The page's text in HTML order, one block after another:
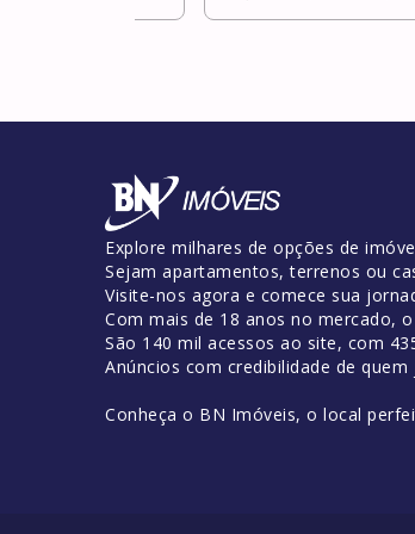
Explore milhares de opções de
Sejam apartamentos, terrenos ou
Visite-nos agora e comece sua
Com mais de 18 anos no mercado,
São 140 mil acessos ao site, com
Anúncios com credibilidade de
Conheça o BN Imóveis, o local